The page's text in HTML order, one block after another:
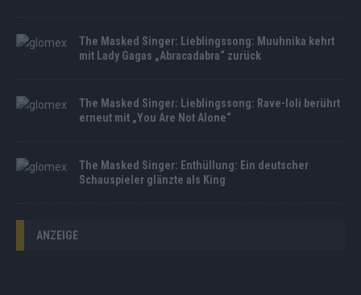
The Masked Singer: Lieblingssong: Muuhnika kehrt
mit Lady Gagas „Abracadabra“ zurück
The Masked Singer: Lieblingssong: Rave-Ioli berührt
erneut mit „You Are Not Alone“
The Masked Singer: Enthüllung: Ein deutscher
Schauspieler glänzte als King
ANZEIGE